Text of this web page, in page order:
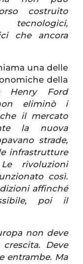
costruito
che ancora
una delle
della
Henry Ford
eliminò i
il mercato
la nuova
strade,
infrastrutture
rivoluzioni
così.
affinché
poi il
non deve
Deve
entrambe. Ma